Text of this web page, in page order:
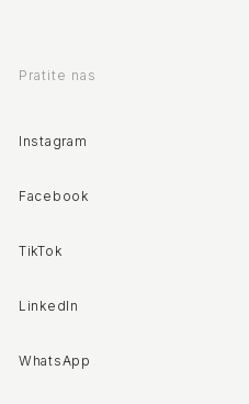
Pratite nas
Instagram
Facebook
TikTok
LinkedIn
WhatsApp